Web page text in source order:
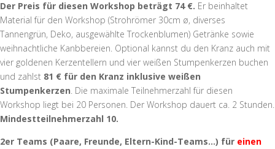
Der Preis für diesen Workshop beträgt 74 €. Er beinhaltet
Material für den Workshop (Strohrömer 30cm ø, diverses
Tannengrün, Deko, ausgewählte Trockenblumen) Getränke sowie
weihnachtliche Kanbbereien. Optional kannst du den Kranz auch mit
vier goldenen Kerzentellern und vier weißen Stumpenkerzen buchen
und zahlst 81 € für den Kranz inklusive weißen
Stumpenkerzen. Die maximale Teilnehmerzahl für diesen
Workshop liegt bei 20 Personen. Der Workshop dauert ca. 2 Stunden.
Mindestteilnehmerzahl 10.
2er Teams (Paare, Freunde, Eltern-Kind-Teams…) für einen